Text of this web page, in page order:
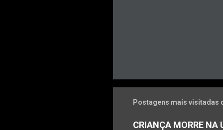
Postagens mais visitadas
CRIANÇA MORRE NA